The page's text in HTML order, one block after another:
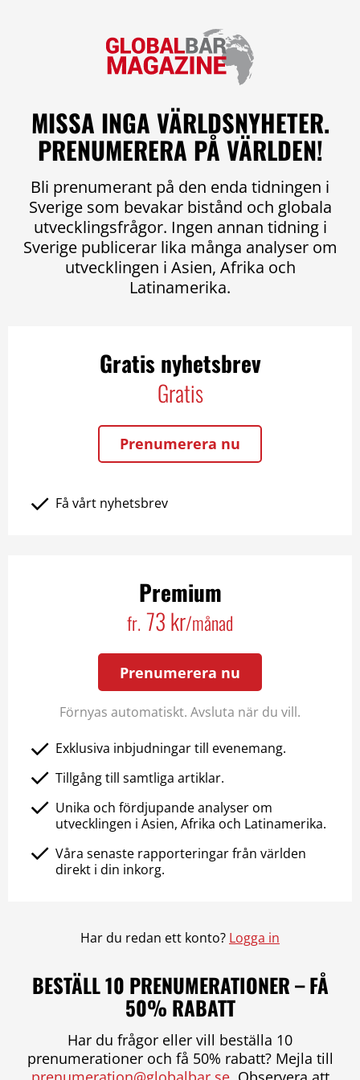
MISSA INGA VÄRLDSNYHETER.
PRENUMERERA PÅ VÄRLDEN!
Bli prenumerant på den enda tidningen i
Sverige som bevakar bistånd och globala
utvecklingsfrågor. Ingen annan tidning i
Sverige publicerar lika många analyser om
utvecklingen i Asien, Afrika och
Latinamerika.
Gratis nyhetsbrev
Gratis
Prenumerera nu
Få vårt nyhetsbrev
Premium
fr. 73 kr/månad
Prenumerera nu
Förnyas automatiskt. Avsluta när du vill.
Exklusiva inbjudningar till evenemang.
Tillgång till samtliga artiklar.
Unika och fördjupande analyser om
utvecklingen i Asien, Afrika och Latinamerika.
Våra senaste rapporteringar från världen
direkt i din inkorg.
Har du redan ett konto? Logga in
BESTÄLL 10 PRENUMERATIONER – FÅ
50% RABATT
Har du frågor eller vill beställa 10
prenumerationer och få 50% rabatt? Mejla till